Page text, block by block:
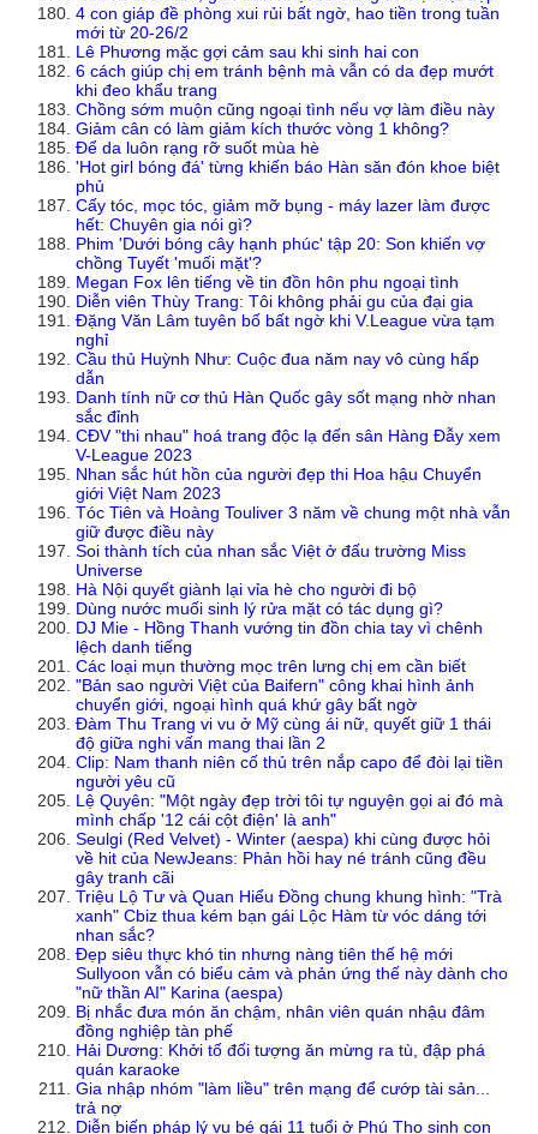
4 con giáp đề phòng xui rủi bất ngờ, hao tiền trong tuần
mới từ 20-26/2
Lê Phương mặc gợi cảm sau khi sinh hai con
6 cách giúp chị em tránh bệnh mà vẫn có da đẹp mướt
khi đeo khẩu trang
Chồng sớm muộn cũng ngoại tình nếu vợ làm điều này
Giảm cân có làm giảm kích thước vòng 1 không?
Để da luôn rạng rỡ suốt mùa hè
'Hot girl bóng đá' từng khiến báo Hàn săn đón khoe biệt
phủ
Cấy tóc, mọc tóc, giảm mỡ bụng - máy lazer làm được
hết: Chuyên gia nói gì?
Phim 'Dưới bóng cây hạnh phúc' tập 20: Son khiến vợ
chồng Tuyết 'muối mặt'?
Megan Fox lên tiếng về tin đồn hôn phu ngoại tình
Diễn viên Thùy Trang: Tôi không phải gu của đại gia
Đặng Văn Lâm tuyên bố bất ngờ khi V.League vừa tạm
nghỉ
Cầu thủ Huỳnh Như: Cuộc đua năm nay vô cùng hấp
dẫn
Danh tính nữ cơ thủ Hàn Quốc gây sốt mạng nhờ nhan
sắc đỉnh
CĐV "thi nhau" hoá trang độc lạ đến sân Hàng Đẫy xem
V-League 2023
Nhan sắc hút hồn của người đẹp thi Hoa hậu Chuyển
giới Việt Nam 2023
Tóc Tiên và Hoàng Touliver 3 năm về chung một nhà vẫn
giữ được điều này
Soi thành tích của nhan sắc Việt ở đấu trường Miss
Universe
Hà Nội quyết giành lại vỉa hè cho người đi bộ
Dùng nước muối sinh lý rửa mặt có tác dụng gì?
DJ Mie - Hồng Thanh vướng tin đồn chia tay vì chênh
lệch danh tiếng
Các loại mụn thường mọc trên lưng chị em cần biết
"Bản sao người Việt của Baifern" công khai hình ảnh
chuyển giới, ngoại hình quá khứ gây bất ngờ
Đàm Thu Trang vi vu ở Mỹ cùng ái nữ, quyết giữ 1 thái
độ giữa nghi vấn mang thai lần 2
Clip: Nam thanh niên cố thủ trên nắp capo để đòi lại tiền
người yêu cũ
Lệ Quyên: "Một ngày đẹp trời tôi tự nguyện gọi ai đó mà
mình chấp '12 cái cột điện' là anh"
Seulgi (Red Velvet) - Winter (aespa) khi cùng được hỏi
về hit của NewJeans: Phản hồi hay né tránh cũng đều
gây tranh cãi
Triệu Lộ Tư và Quan Hiểu Đồng chung khung hình: "Trà
xanh" Cbiz thua kém bạn gái Lộc Hàm từ vóc dáng tới
nhan sắc?
Đẹp siêu thực khó tin nhưng nàng tiên thế hệ mới
Sullyoon vẫn có biểu cảm và phản ứng thế này dành cho
"nữ thần AI" Karina (aespa)
Bị nhắc đưa món ăn chậm, nhân viên quán nhậu đâm
đồng nghiệp tàn phế
Hải Dương: Khởi tố đối tượng ăn mừng ra tù, đập phá
quán karaoke
Gia nhập nhóm "làm liều" trên mạng để cướp tài sản...
trả nợ
Diễn biến pháp lý vụ bé gái 11 tuổi ở Phú Thọ sinh con